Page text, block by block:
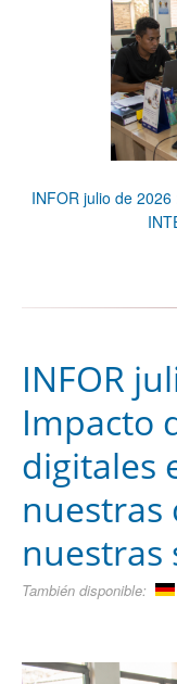
INFOR julio de 2026
INFOR
Impacto
digitales
nuestras
nuestras
También disponible:
¡Comprobar!